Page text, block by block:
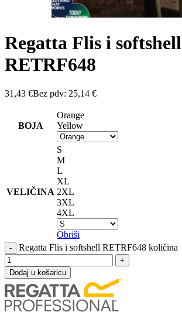
Regatta Flis i softshell
RETRF648
31,43 €Bez pdv: 25,14 €
BOJA
Orange
Yellow
VELIČINA
S
M
L
XL
2XL
3XL
4XL
Obriši
Regatta Flis i softshell RETRF648 količina
Dodaj u košaricu